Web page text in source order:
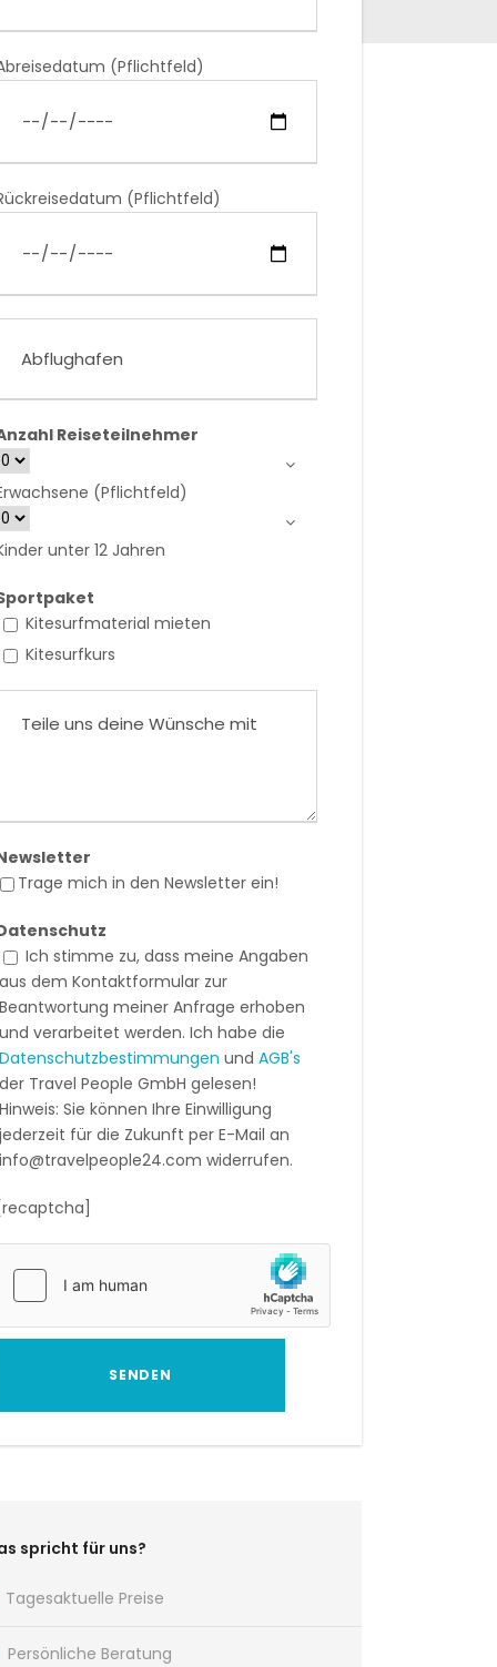
(Pflichtfeld)
(Pflichtfeld)
Reiseteilnehmer
(Pflichtfeld)
unter 12 Jahren
Kitesurfmaterial mieten
Kitesurfkurs
Trage mich in den Newsletter ein!
Ich stimme zu, dass meine Angaben
aus dem Kontaktformular zur
Beantwortung meiner Anfrage erhoben
und verarbeitet werden. Ich habe die
Datenschutzbestimmungen und AGB's
der Travel People GmbH gelesen!
Hinweis: Sie können Ihre Einwilligung
jederzeit für die Zukunft per E-Mail an
info@travelpeople24.com widerrufen.
[recaptcha]
spricht für uns?
Tagesaktuelle Preise
Persönliche Beratung